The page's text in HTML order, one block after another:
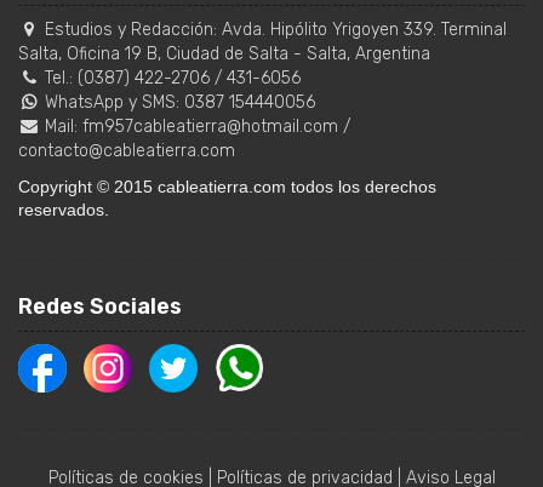
Estudios y Redacción: Avda. Hipólito Yrigoyen 339. Terminal
Salta, Oficina 19 B, Ciudad de Salta - Salta, Argentina
Tel.: (0387) 422-2706 / 431-6056
WhatsApp y SMS: 0387 154440056
Mail: fm957cableatierra@hotmail.com /
contacto@cableatierra.com
Copyright © 2015 cableatierra.com todos los derechos
reservados.
Redes Sociales
Políticas de cookies Políticas de privacidad Aviso Legal